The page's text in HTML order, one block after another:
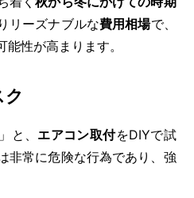
リーズナブルな費用相場で、
性が高まります。
と、 エアコン取付をDIYで試
非常に危険な行為であり、強